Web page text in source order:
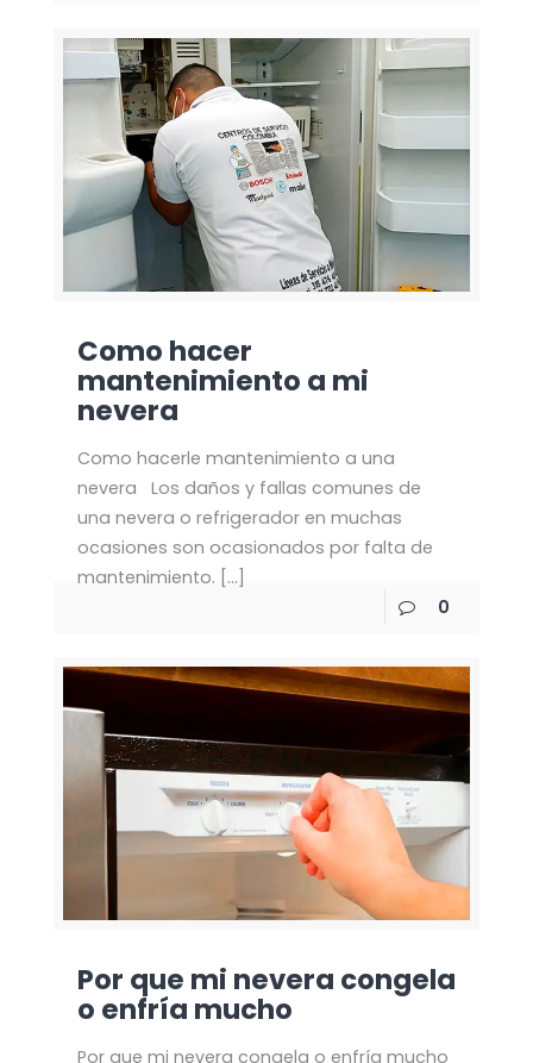
Como hacer
mantenimiento a mi
nevera
Como hacerle mantenimiento a una
nevera Los daños y fallas comunes de
una nevera o refrigerador en muchas
ocasiones son ocasionados por falta de
mantenimiento. […]
0
Por que mi nevera congela
o enfría mucho
Por que mi nevera congela o enfría mucho